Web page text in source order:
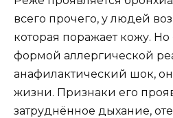
всего прочего, у людей
которая поражает кожу.
формой аллергической
анафилактический шок,
жизни. Признаки его
затруднённое дыхание,